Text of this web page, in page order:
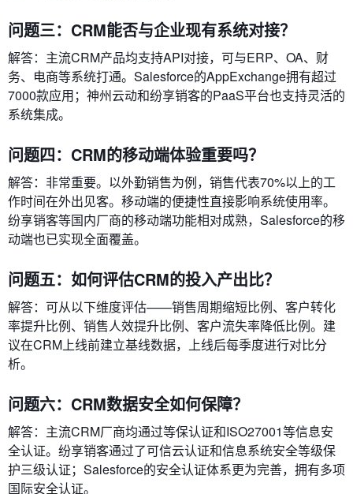
问题三：CRM能否与企业现有系统对接？
解答：主流CRM产品均支持API对接，可与ERP、OA、财
务、电商等系统打通。Salesforce的AppExchange拥有超过
7000款应用；神州云动和纷享销客的PaaS平台也支持灵活的
系统集成。
问题四：CRM的移动端体验重要吗？
解答：非常重要。以外勤销售为例，销售代表70%以上的工
作时间在外出见客。移动端的便捷性直接影响系统使用率。
纷享销客等国内厂商的移动端功能相对成熟，Salesforce的移
动端也已实现全面覆盖。
问题五：如何评估CRM的投入产出比？
解答：可从以下维度评估——销售周期缩短比例、客户转化
率提升比例、销售人效提升比例、客户流失率降低比例。建
议在CRM上线前建立基线数据，上线后每季度进行对比分
析。
问题六：CRM数据安全如何保障？
解答：主流CRM厂商均通过等保认证和ISO27001等信息安
全认证。纷享销客通过了可信云认证和信息系统安全等级保
护三级认证；Salesforce的安全认证体系更为完善，拥有多项
国际安全认证。